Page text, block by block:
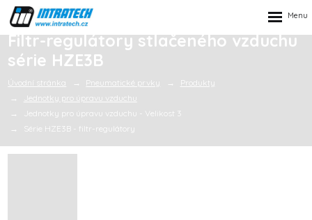
Filtr-regulátory stlačeného vzduchu
série HZE3B
Úvodní stránka Pneumatické prvky
Produkty
Jednotky pro úpravu vzduchu
Jednotky pro úpravu vzduchu - Velikost 3
Série HZE3B - filtr-regulátory